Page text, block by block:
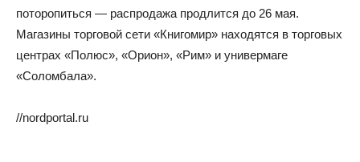
поторопиться — распродажа продлится до 26 мая.
Магазины торговой сети «Книгомир» находятся в торговых
центрах «Полюс», «Орион», «Рим» и универмаге
«Соломбала».
//nordportal.ru